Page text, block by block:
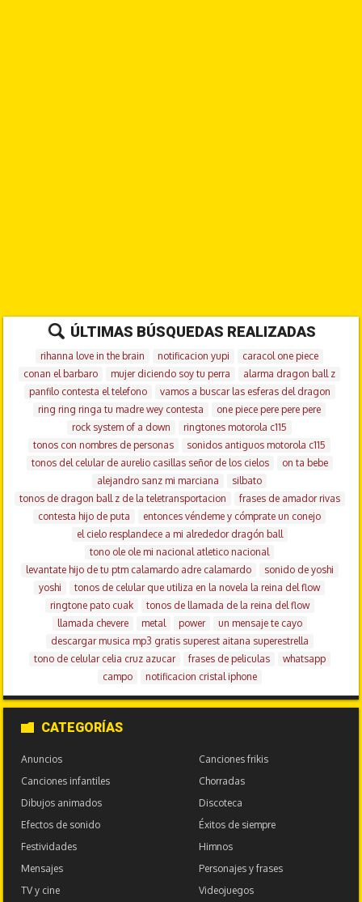
ÚLTIMAS BÚSQUEDAS REALIZADAS
rihanna love in the brain notificacion yupi
caracol one piece
conan el barbaro
mujer diciendo soy tu perra
alarma dragon ball z
panfilo contesta el telefono
vamos a buscar las esferas del dragon
ring ring ringa tu madre wey contesta
one piece pere pere pere
rock system of a down
ringtones motorola c115
tonos con nombres de personas
sonidos antiguos motorola c115
tonos del celular de aurelio casillas señor de los cielos
on ta bebe
alejandro sanz mi marciana
silbato
tonos de dragon ball z de la teletransportacion
frases de amador rivas
contesta hijo de puta
entonces véndeme y cómprate un conejo
el cielo resplandece a mi alrededor dragón ball
tono ole ole mi nacional atletico nacional
levantate hijo de tu ptm calamardo adre calamardo
sonido de yoshi
yoshi
tonos de celular que utiliza en la novela la reina del flow
ringtone pato cuak
tonos de llamada de la reina del flow
llamada chevere
metal power
un mensaje te cayo
descargar musica mp3 gratis superest aitana superestrella
tono de celular celia cruz azucar
frases de peliculas
whatsapp
campo
notificacion cristal iphone
CATEGORÍAS
Anuncios
Canciones frikis
Canciones infantiles
Chorradas
Dibujos animados
Discoteca
Efectos de sonido
Éxitos de siempre
Festividades
Himnos
Mensajes
Personajes y frases
TV y cine
Videojuegos